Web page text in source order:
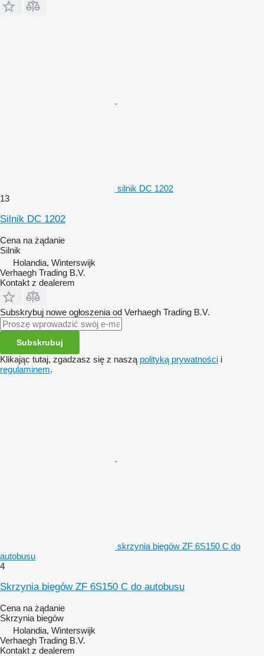
silnik DC 1202
13
Silnik DC 1202
Cena na żądanie
Silnik
Holandia, Winterswijk
Verhaegh Trading B.V.
Kontakt z dealerem
Subskrybuj nowe ogłoszenia od Verhaegh Trading B.V.
Subskrubuj
Klikając tutaj, zgadzasz się z naszą polityką prywatności i
regulaminem.
skrzynia biegów ZF 6S150 C do
autobusu
4
Skrzynia biegów ZF 6S150 C do autobusu
Cena na żądanie
Skrzynia biegów
Holandia, Winterswijk
Verhaegh Trading B.V.
Kontakt z dealerem